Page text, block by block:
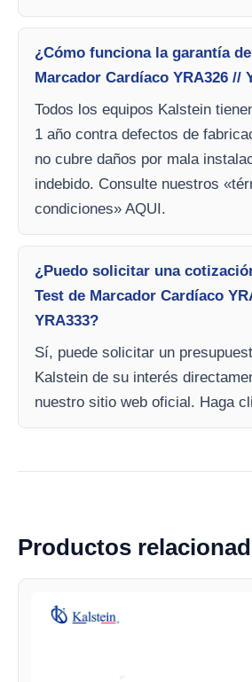
¿Cómo funciona la garantía
Marcador Cardíaco YRA326 //
Todos los equipos Kalstein
1 año contra defectos de
no cubre daños por mala
indebido. Consulte nuestros
condiciones» AQUI.
¿Puedo solicitar una
Test de Marcador Cardíaco
YRA333?
Sí, puede solicitar un
Kalstein de su interés
nuestro sitio web oficial. Haga
Productos